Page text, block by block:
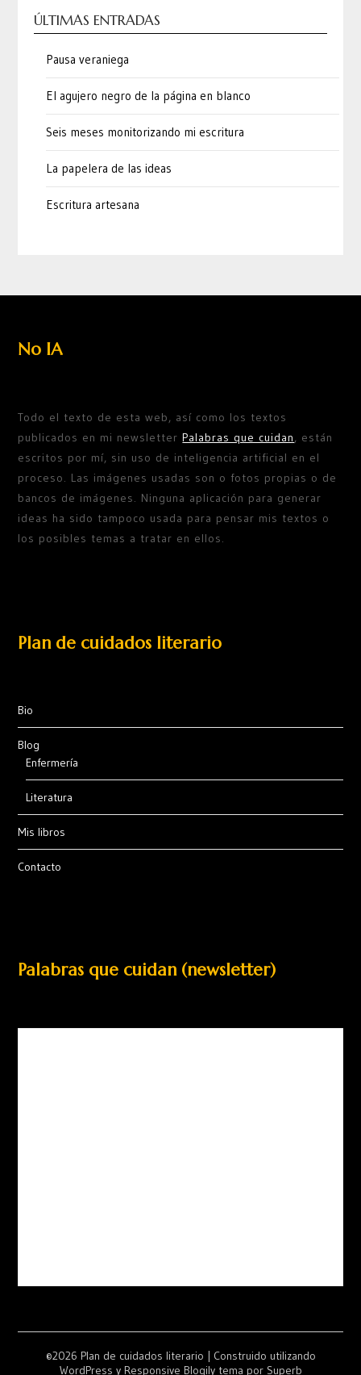
ÚLTIMAS ENTRADAS
Pausa veraniega
El agujero negro de la página en blanco
Seis meses monitorizando mi escritura
La papelera de las ideas
Escritura artesana
No IA
Todo el texto de esta web, así como los textos
publicados en mi newsletterPalabras que cuidan, están
escritos por mí, sin uso de inteligencia artificial en el
proceso. Las imágenes usadas son o fotos propias o de
bancos de imágenes. Ninguna aplicación para generar
ideas ha sido tampoco usada para pensar mis textos o
los posibles temas a tratar en ellos.
Plan de cuidados literario
Bio
Blog
Enfermería
Literatura
Mis libros
Contacto
Palabras que cuidan (newsletter)
©2026 Plan de cuidados literario
| Construido utilizando
WordPress y Responsive Blogilytema por Superb